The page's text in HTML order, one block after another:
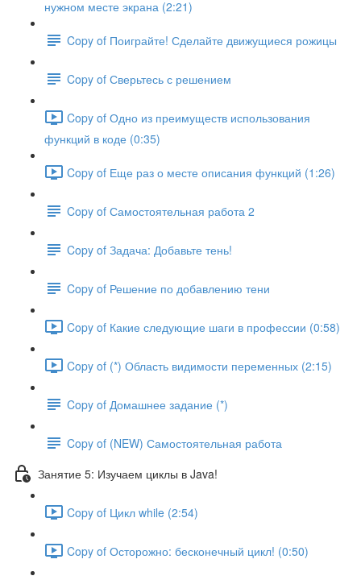
нужном месте экрана (2:21)
Copy of Поиграйте! Сделайте движущиеся рожицы
Copy of Сверьтесь с решением
Copy of Одно из преимуществ использования
функций в коде (0:35)
Copy of Еще раз о месте описания функций (1:26)
Copy of Самостоятельная работа 2
Copy of Задача: Добавьте тень!
Copy of Решение по добавлению тени
Copy of Какие следующие шаги в профессии (0:58)
Copy of (*) Область видимости переменных (2:15)
Copy of Домашнее задание (*)
Copy of (NEW) Самостоятельная работа
Занятие 5: Изучаем циклы в Java!
Copy of Цикл while (2:54)
Copy of Осторожно: бесконечный цикл! (0:50)